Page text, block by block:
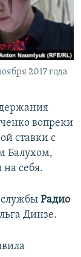
2017 года
вопреки
ставки с
Балухом,
себя.
службы Радио
Динзе.